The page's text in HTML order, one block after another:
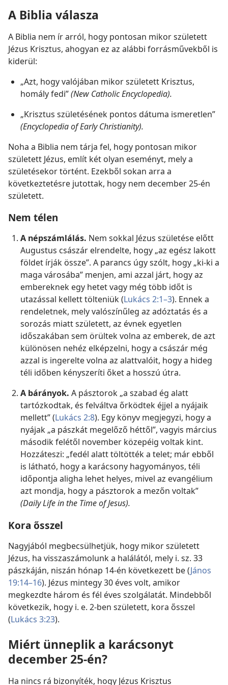
A Biblia válasza
A Biblia nem ír arról, hogy pontosan mikor született
Jézus Krisztus, ahogyan ez az alábbi forrásművekből is
kiderül:
„Azt, hogy valójában mikor született Krisztus,
homály fedi”(New Catholic Encyclopedia).
„Krisztus születésének pontos dátuma ismeretlen”
(Encyclopedia of Early Christianity).
Noha a Biblia nem tárja fel, hogy pontosan mikor
született Jézus, említ két olyan eseményt, mely a
születésekor történt. Ezekből sokan arra a
következtetésre jutottak, hogy nem december 25-én
született.
Nem télen
A népszámlálás. Nem sokkal Jézus születése előtt
Augustus császár elrendelte, hogy „az egész lakott
földet írják össze”. A parancs úgy szólt, hogy „ki-ki a
maga városába” menjen, ami azzal járt, hogy az
embereknek egy hetet vagy még több időt is
utazással kellett tölteniük (Lukács 2:1–3). Ennek a
rendeletnek, mely valószínűleg az adóztatás és a
sorozás miatt született, az évnek egyetlen
időszakában sem örültek volna az emberek, de azt
különösen nehéz elképzelni, hogy a császár még
azzal is ingerelte volna az alattvalóit, hogy a hideg
téli időben kényszeríti őket a hosszú útra.
A bárányok. A pásztorok „a szabad ég alatt
tartózkodtak, és felváltva őrködtek éjjel a nyájaik
mellett” (Lukács 2:8). Egy könyv megjegyzi, hogy a
nyájak „a pászkát megelőző héttől”, vagyis március
második felétől november közepéig voltak kint.
Hozzáteszi: „fedél alatt töltötték a telet; már ebből
is látható, hogy a karácsony hagyományos, téli
időpontja aligha lehet helyes, mivel az evangélium
azt mondja, hogy a pásztorok a mezőn voltak”
(Daily Life in the Time of Jesus).
Kora ősszel
Nagyjából megbecsülhetjük, hogy mikor született
Jézus, ha visszaszámolunk a halálától, mely i. sz. 33
pászkáján, niszán hónap 14-én következett be (János
19:14–16). Jézus mintegy 30 éves volt, amikor
megkezdte három és fél éves szolgálatát. Mindebből
következik, hogy i. e. 2-ben született, kora ősszel
(Lukács 3:23).
Miért ünneplik a karácsonyt
december 25-én?
Ha nincs rá bizonyíték, hogy Jézus Krisztus